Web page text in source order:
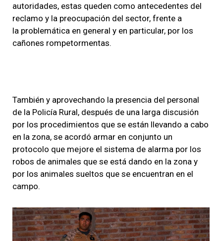
autoridades, estas queden como antecedentes del
reclamo y la preocupación del sector, frente a
la problemática en general y en particular, por los
cañones rompetormentas.
También y aprovechando la presencia del personal
de la Policía Rural, después de una larga discusión
por los procedimientos que se están llevando a cabo
en la zona, se acordó armar en conjunto un
protocolo que mejore el sistema de alarma por los
robos de animales que se está dando en la zona y
por los animales sueltos que se encuentran en el
campo.